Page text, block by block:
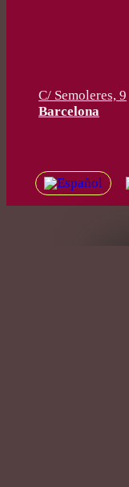
C/ Semoleres, 9
Barcelona